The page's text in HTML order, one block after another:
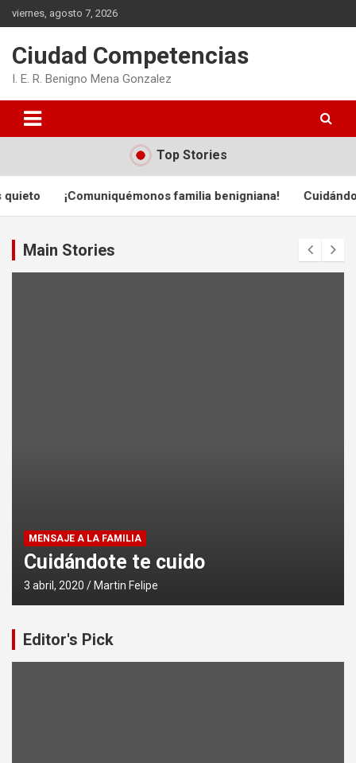
Skip
to
viernes, agosto 7, 2026
Ciudad Competencias
I. E. R. Benigno Mena Gonzalez
Top Stories
¡Comuniquémonos familia benigniana! Cuidándote
Main Stories
A LA FAMILIA
te cuido
Martin Felipe
Editor's Pick